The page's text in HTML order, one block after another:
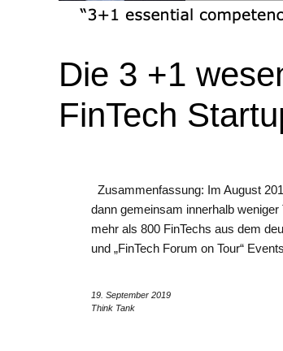
Die 3 +1
FinTech
Zusammenfassung: Im August
dann gemeinsam innerhalb
mehr als 800 FinTechs aus dem
und „FinTech Forum on Tour“
19. September 2019
Think Tank